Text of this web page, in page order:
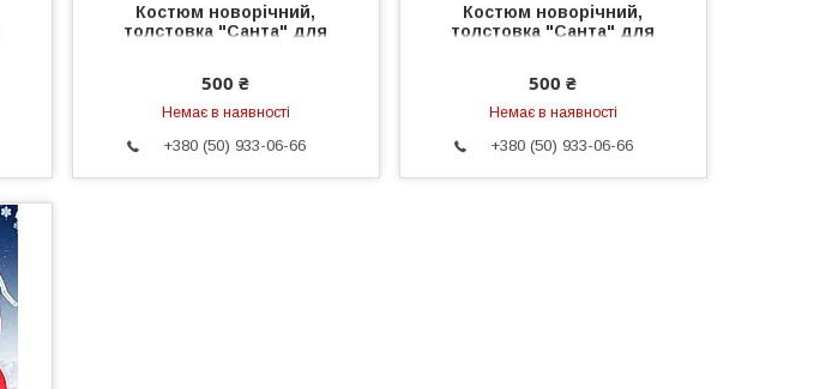
Костюм новорічний,
толстовка "Санта" для
500 ₴
Немає в наявності
+380 (50) 933-06-66
Костюм новорічний,
толстовка "Санта" для
500 ₴
Немає в наявності
+380 (50) 933-06-66